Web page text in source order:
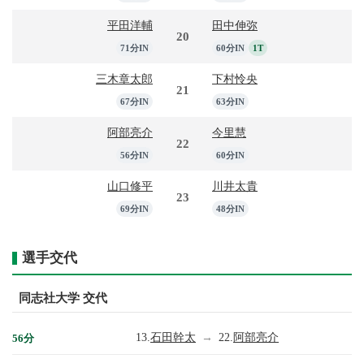
平田洋輔
71分IN
20
田中伸弥
60分IN 1T
三木章太郎
67分IN
21
下村怜央
63分IN
阿部亮介
56分IN
22
今里慧
60分IN
山口修平
69分IN
23
川井太貴
48分IN
選手交代
同志社大学 交代
56分 13. 石田幹太 → 22. 阿部亮介